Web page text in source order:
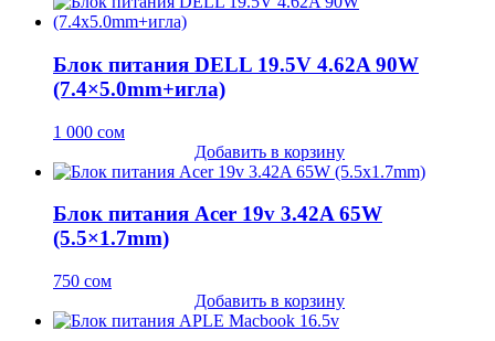
Блок питания DELL 19.5V 4.62A 90W
(7.4×5.0mm+игла)
1 000 сом
Добавить в корзину
Блок питания Acer 19v 3.42A 65W
(5.5×1.7mm)
750 сом
Добавить в корзину